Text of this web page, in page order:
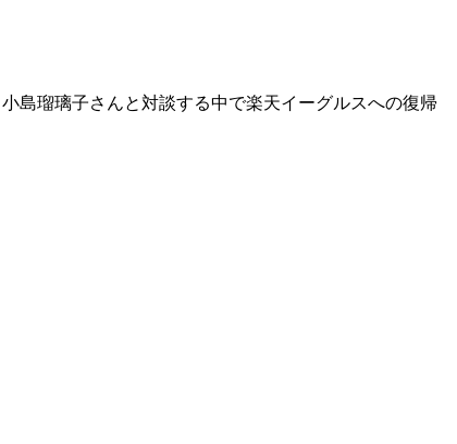
島瑠璃子さんと対談する中で楽天イーグルスへの復帰